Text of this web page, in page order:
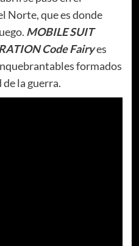
Norte, que es donde
MOBILE SUIT
Code Fairyes
formados
la guerra.